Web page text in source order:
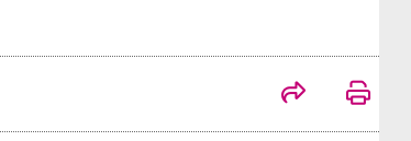
Parlamentarisches Sommerfest